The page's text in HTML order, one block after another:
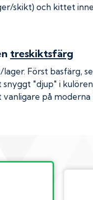
skikt) och kittet
treskiktsfärg
Först basfärg,
snyggt "djup" i
på